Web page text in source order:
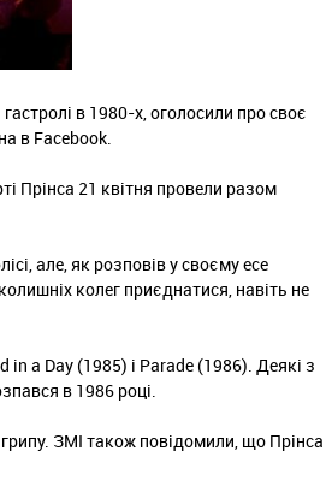
в 1980-х, оголосили про своє
в Facebook.
Прінса 21 квітня провели разом
але, як розповів у своєму есе
колег приєднатися, навіть не
a Day (1985) і Parade (1986). Деякі з
в 1986 році.
ЗМІ також повідомили, що Прінса